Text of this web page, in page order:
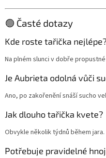
🟢 Časté dotazy
Kde roste tařička
Na plném slunci v dobře
Je Aubrieta odolná vůči
Ano, po zakořenění snáší sucho
Jak dlouho tařička kvete?
Obvykle několik týdnů během jara.
Potřebuje pravidelné